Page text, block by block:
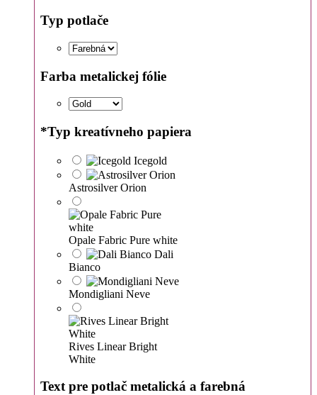
Typ potlače
Farba metalickej fólie
*Typ kreatívneho papiera
Icegold
Astrosilver Orion
Opale Fabric Pure white
Dali
Bianco
Mondigliani Neve
Rives Linear Bright
White
Text pre potlač metalická a farebná